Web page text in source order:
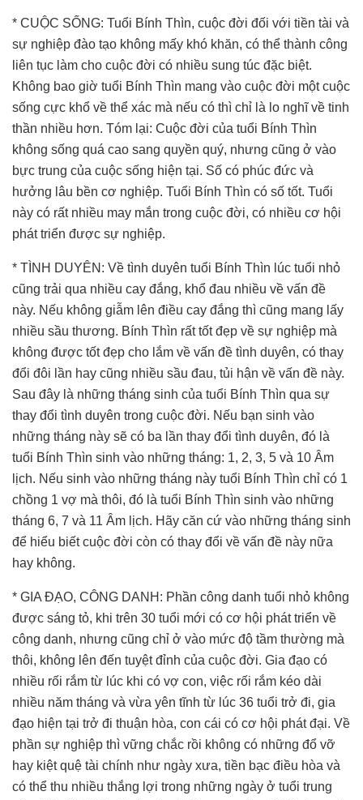
* CUỘC SỐNG: Tuổi Bính Thìn, cuộc đời đối với tiền tài và
sự nghiệp đào tạo không mấy khó khăn, có thể thành công
liên tục làm cho cuộc đời có nhiều sung túc đặc biệt.
Không bao giờ tuổi Bính Thìn mang vào cuộc đời một cuộc
sống cực khổ về thể xác mà nếu có thì chỉ là lo nghĩ về tinh
thần nhiều hơn. Tóm lại: Cuộc đời của tuổi Bính Thìn
không sống quá cao sang quyền quý, nhưng cũng ở vào
bực trung của cuộc sống hiện tại. Số có phúc đức và
hưởng lâu bền cơ nghiệp. Tuổi Bính Thìn có số tốt. Tuổi
này có rất nhiều may mắn trong cuộc đời, có nhiều cơ hội
phát triển được sự nghiệp.
* TÌNH DUYÊN: Về tình duyên tuổi Bính Thìn lúc tuổi nhỏ
cũng trải qua nhiều cay đắng, khổ đau nhiều về vấn đề
này. Nếu không giẫm lên điều cay đắng thì cũng mang lấy
nhiều sầu thương. Bính Thìn rất tốt đẹp về sự nghiệp mà
không được tốt đẹp cho lắm về vấn đề tình duyên, có thay
đổi đôi lần hay cũng nhiều sầu đau, tủi hận về vấn đề này.
Sau đây là những tháng sinh của tuổi Bính Thìn qua sự
thay đổi tình duyên trong cuộc đời. Nếu bạn sinh vào
những tháng này sẽ có ba lần thay đổi tình duyên, đó là
tuổi Bính Thìn sinh vào những tháng: 1, 2, 3, 5 và 10 Âm
lịch. Nếu sinh vào những tháng này tuổi Bính Thìn chỉ có 1
chồng 1 vợ mà thôi, đó là tuổi Bính Thìn sinh vào những
tháng 6, 7 và 11 Âm lịch. Hãy căn cứ vào những tháng sinh
để hiểu biết cuộc đời còn có thay đổi về vấn đề này nữa
hay không.
* GIA ĐẠO, CÔNG DANH: Phần công danh tuổi nhỏ không
được sáng tỏ, khi trên 30 tuổi mới có cơ hội phát triển về
công danh, nhưng cũng chỉ ở vào mức độ tầm thường mà
thôi, không lên đến tuyệt đỉnh của cuộc đời. Gia đạo có
nhiều rối rắm từ lúc khi có vợ con, việc rối rắm kéo dài
nhiều năm tháng và vừa yên tĩnh từ lúc 36 tuổi trở đi, gia
đạo hiện tại trở đi thuận hòa, con cái có cơ hội phát đại. Về
phần sự nghiệp thì vững chắc rồi không có những đổ vỡ
hay kiệt quệ tài chính như ngày xưa, tiền bạc điều hòa và
có thể thu nhiều thắng lợi trong những ngày ở tuổi trung